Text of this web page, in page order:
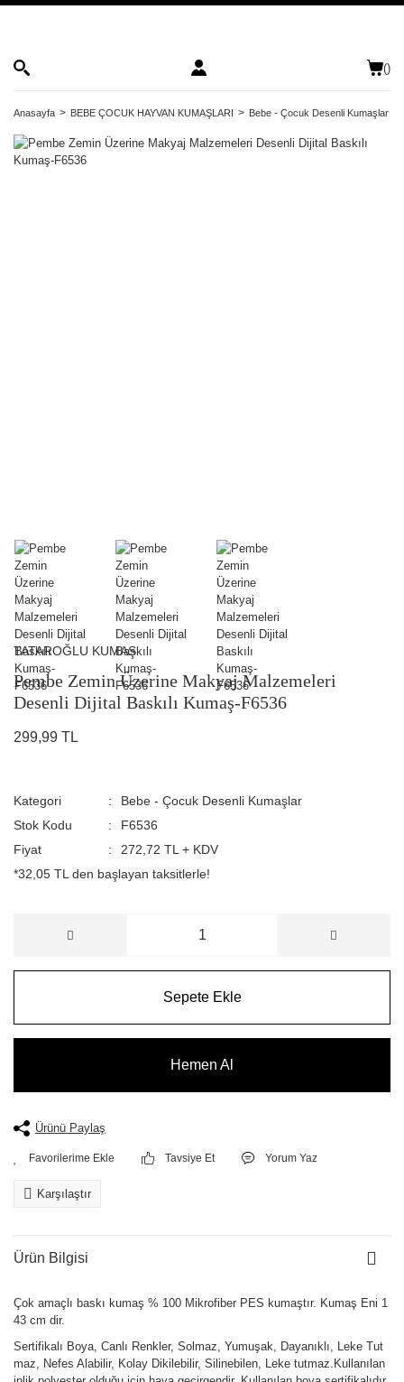
()
Anasayfa BEBE ÇOCUK HAYVAN KUMAŞLARI Bebe - Çocuk Desenli Kumaşlar
TATAROĞLU KUMAŞ
Pembe Zemin Üzerine Makyaj Malzemeleri
Desenli Dijital Baskılı Kumaş-F6536
299,99 TL
Kategori
Bebe - Çocuk Desenli Kumaşlar
Stok Kodu
F6536
Fiyat
272,72 TL + KDV
*32,05 TL den başlayan taksitlerle!
Sepete Ekle
Hemen Al
Ürünü Paylaş
Tavsiye Et Yorum Yaz
Karşılaştır
Ürün Bilgisi
Çok amaçlı baskı kumaş % 100 Mikrofiber PES kumaştır. Kumaş Eni 1
43 cm dir.
Sertifikalı Boya, Canlı Renkler, Solmaz, Yumuşak, Dayanıklı, Leke Tut
maz, Nefes Alabilir, Kolay Dikilebilir, Silinebilen, Leke tutmaz.Kullanılan